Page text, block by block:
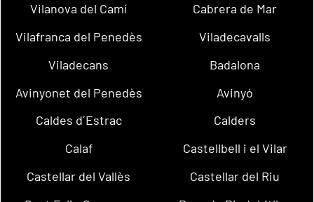
Vilanova del Camí
Cabrera de Mar
Vilafranca del Penedès
Viladecavalls
Viladecans
Badalona
Avinyonet del Penedès
Avinyó
Caldes d´Estrac
Calders
Calaf
Castellbell i el Vilar
Castellar del Vallès
Castellar del Riu